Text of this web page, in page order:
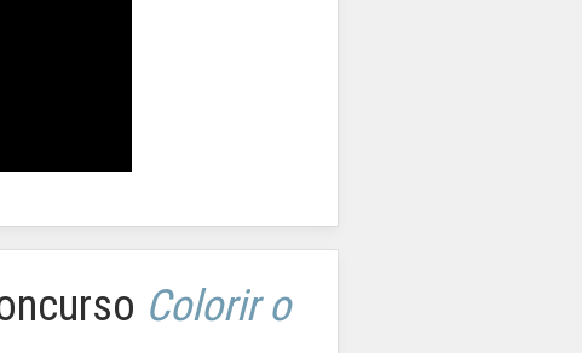
Colorir o